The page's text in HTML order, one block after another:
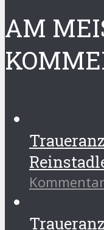
AM
Kommentar